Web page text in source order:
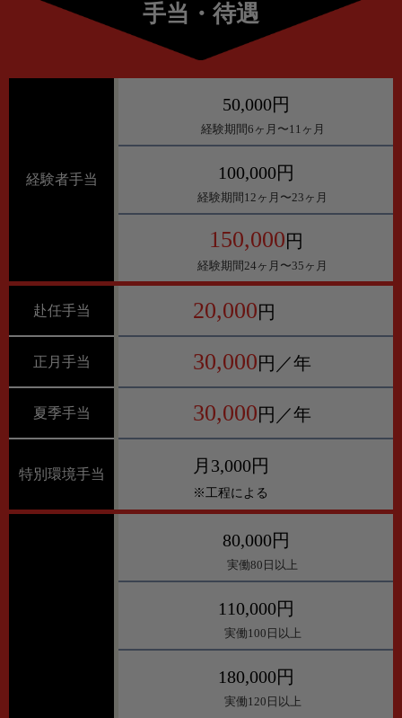
手当・待遇
経験者手当
50,000円
経験期間6ヶ月〜11ヶ月
100,000円
経験期間12ヶ月〜23ヶ月
150,000円
経験期間24ヶ月〜35ヶ月
赴任手当 20,000円
正月手当 30,000円／年
夏季手当 30,000円／年
特別環境手当 月3,000円
※工程による
80,000円
実働80日以上
110,000円
実働100日以上
180,000円
実働120日以上